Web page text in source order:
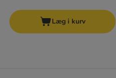
Læg i kurv